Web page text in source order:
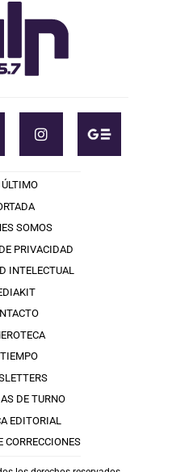
ÚLTIMO
SOMOS
PRIVACIDAD
INTELECTUAL
DE TURNO
EDITORIAL
CORRECCIONES